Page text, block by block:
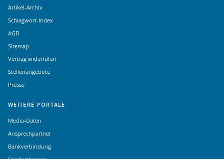
Artikel-Archiv
Schlagwort-Index
AGB
Sitemap
Vertrag widerrufen
Stellenangebote
Presse
WEITERE PORTALE
Media-Daten
Ansprechpartner
Bankverbindung